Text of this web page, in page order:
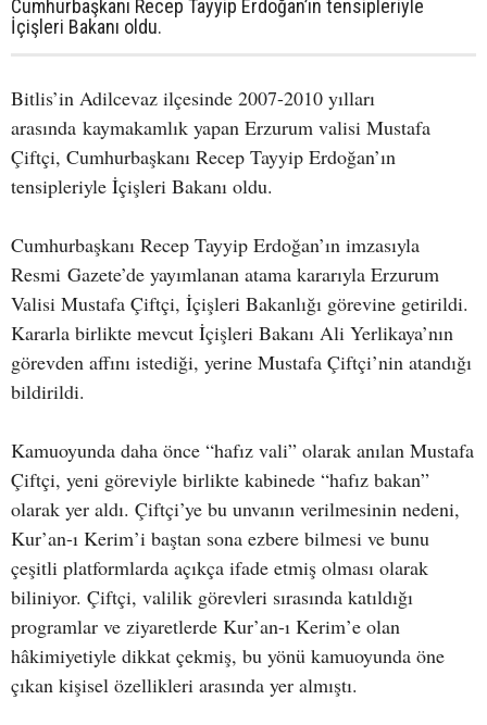
Cumhurbaşkanı Recep Tayyip Erdoğan’ın tensipleriyle
İçişleri Bakanı oldu.
Bitlis’in Adilcevaz ilçesinde 2007-2010 yılları
arasında kaymakamlık yapan Erzurum valisi Mustafa
Çiftçi, Cumhurbaşkanı Recep Tayyip Erdoğan’ın
tensipleriyle İçişleri Bakanı oldu.
Cumhurbaşkanı Recep Tayyip Erdoğan’ın imzasıyla
Resmi Gazete’de yayımlanan atama kararıyla Erzurum
Valisi Mustafa Çiftçi, İçişleri Bakanlığı görevine getirildi.
Kararla birlikte mevcut İçişleri Bakanı Ali Yerlikaya’nın
görevden affını istediği, yerine Mustafa Çiftçi’nin atandığı
bildirildi.
Kamuoyunda daha önce “hafız vali” olarak anılan Mustafa
Çiftçi, yeni göreviyle birlikte kabinede “hafız bakan”
olarak yer aldı. Çiftçi’ye bu unvanın verilmesinin nedeni,
Kur’an-ı Kerim’i baştan sona ezbere bilmesi ve bunu
çeşitli platformlarda açıkça ifade etmiş olması olarak
biliniyor. Çiftçi, valilik görevleri sırasında katıldığı
programlar ve ziyaretlerde Kur’an-ı Kerim’e olan
hâkimiyetiyle dikkat çekmiş, bu yönü kamuoyunda öne
çıkan kişisel özellikleri arasında yer almıştı.